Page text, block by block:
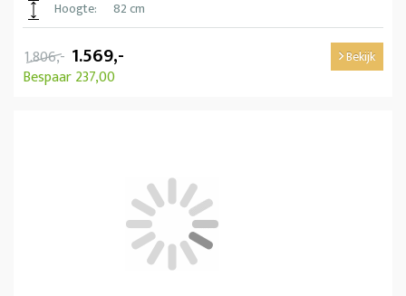
Hoogte: 82 cm
1.806,- 1.569,-
Bespaar 237,00
Bekijk